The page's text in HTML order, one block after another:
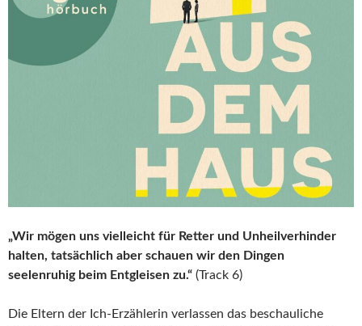
„Wir mögen uns vielleicht für Retter und Unheilverhinder
halten, tatsächlich aber schauen wir den Dingen
seelenruhig beim Entgleisen zu.“ (Track 6)
Die Eltern der Ich-Erzählerin verlassen das beschauliche